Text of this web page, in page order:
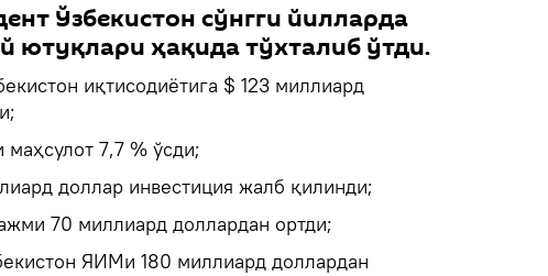
Ўзбекистон сўнгги йилларда
ютуқлари ҳақида тўхталиб ўтди.
иқтисодиётига $ 123 миллиард
7,7 % ўсди;
доллар инвестиция жалб қилинди;
70 миллиард доллардан ортди;
ЯИМи 180 миллиард доллардан